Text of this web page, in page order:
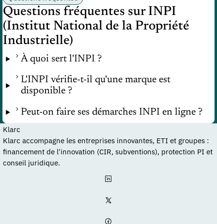
Questions fréquentes sur INPI
(Institut National de la Propriété
Industrielle)
À quoi sert l'INPI ?
L'INPI vérifie-t-il qu'une marque est
disponible ?
Peut-on faire ses démarches INPI en ligne ?
Klarc
Klarc accompagne les entreprises innovantes, ETI et groupes :
financement de l'innovation (CIR, subventions), protection PI et
conseil juridique.